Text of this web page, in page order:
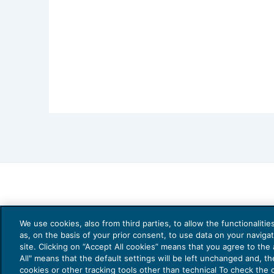
We use cookies, also from third parties, to allow the
as, on the basis of your prior consent, to use data on your
site. Clicking on “Accept All cookies” means that you agree to
All" means that the default settings will be left unchanged and,
cookies or other tracking tools other than technical To check the